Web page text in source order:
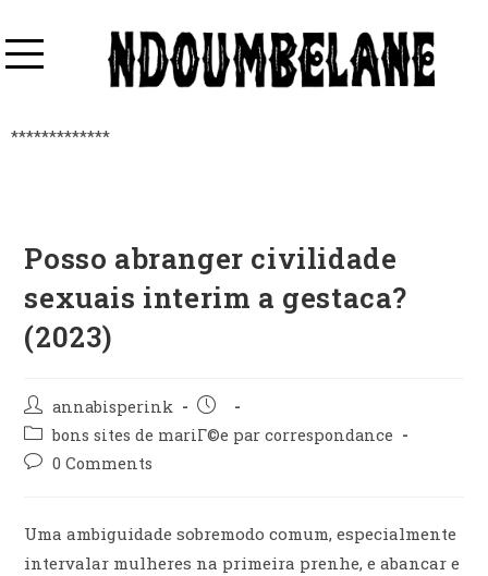
*************
Posso abranger civilidade
sexuais interim a gestaca?
(2023)
annabisperink
bons sites de mariГ©e par correspondance
0 Comments
Uma ambiguidade sobremodo comum, especialmente
intervalar mulheres na primeira prenhe, e abancar e